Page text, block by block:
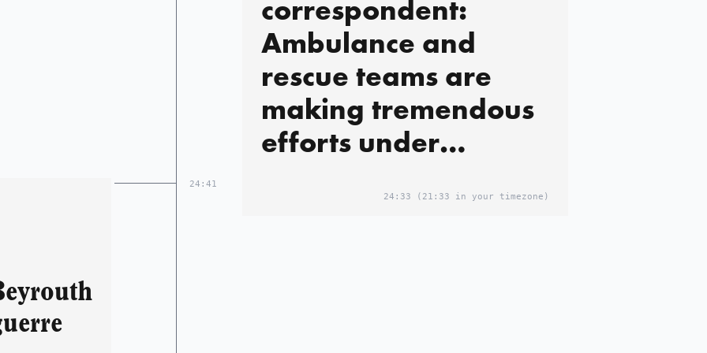
correspondent:
Ambulance and
rescue teams are
making tremendous
efforts under
conditions caused by
24:33 (21:33 in your timezone)
24:41